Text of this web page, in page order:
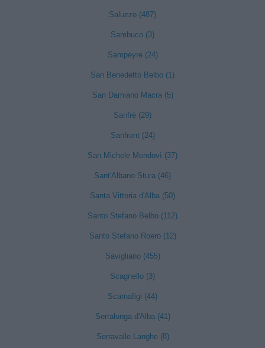
Saluzzo (487)
Sambuco (3)
Sampeyre (24)
San Benedetto Belbo (1)
San Damiano Macra (5)
Sanfrè (29)
Sanfront (24)
San Michele Mondovì (37)
Sant'Albano Stura (46)
Santa Vittoria d'Alba (50)
Santo Stefano Belbo (112)
Santo Stefano Roero (12)
Savigliano (455)
Scagnello (3)
Scarnafigi (44)
Serralunga d'Alba (41)
Serravalle Langhe (8)